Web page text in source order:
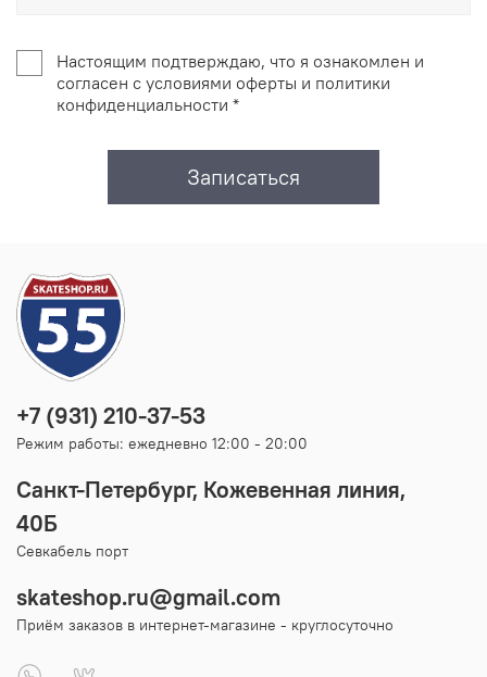
Настоящим подтверждаю, что я ознакомлен и
согласен с условиями оферты и политики
конфиденциальности *
Записаться
+7 (931) 210-37-53
Режим работы: ежедневно 12:00 - 20:00
Санкт-Петербург, Кожевенная линия,
40Б
Севкабель порт
skateshop.ru@gmail.com
Приём заказов в интернет-магазине - круглосуточно